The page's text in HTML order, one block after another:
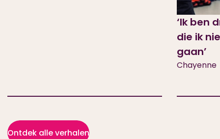
‘Ik ben
die ik
gaan’
Chayenne
Ontdek alle verhalen